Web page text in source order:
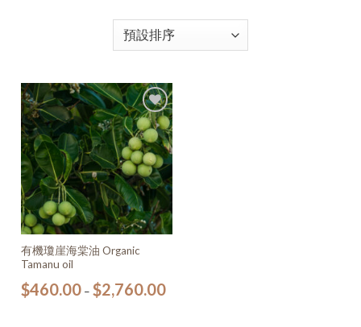
加入
願望
清單
有機瓊崖海棠油 Organic
Tamanu oil
$460.00 – $2,760.00